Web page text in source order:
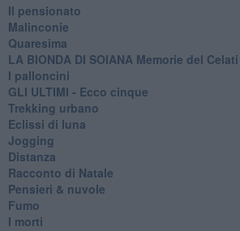
Il pensionato
Malinconie
Quaresima
LA BIONDA DI SOIANA Memorie del
I palloncini
GLI ULTIMI - Ecco cinque
Trekking urbano
Eclissi di luna
Jogging
Distanza
Racconto di Natale
Pensieri & nuvole
Fumo
I morti